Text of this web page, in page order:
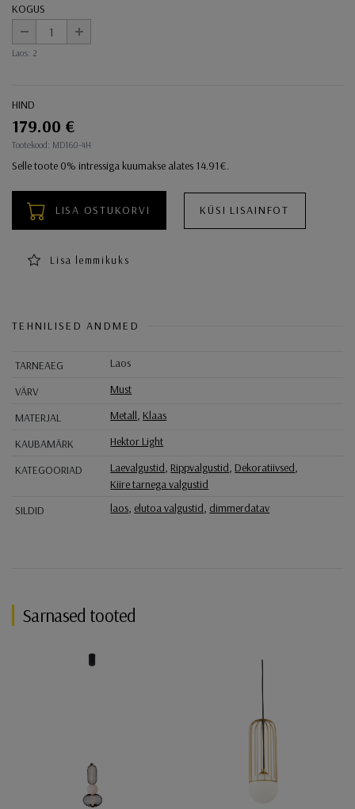
KOGUS
+
Laos: 2
Ostukorvi toimingud
HIND
179.00 €
Tootekood: MD160-4H
Selle toote 0% intressiga kuumakse alates 14.91€.
LISA OSTUKORVI KÜSI LISAINFOT
Lisa lemmikuks
TEHNILISED ANDMED
TARNEAEG
Laos
VÄRV
Must
MATERJAL
Metall, Klaas
KAUBAMÄRK
Hektor Light
KATEGOORIAD
Laevalgustid, Rippvalgustid, Dekoratiivsed,
Kiire tarnega valgustid
SILDID
laos, elutoa valgustid, dimmerdatav
Sarnased tooted